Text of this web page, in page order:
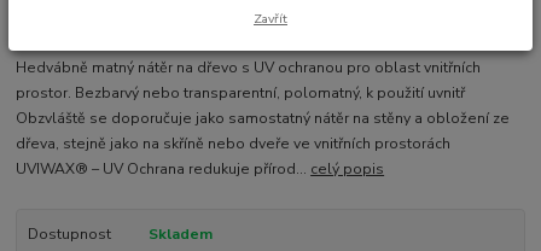
Ohodnotit produkt
Hedvábně matný nátěr na dřevo s UV ochranou pro oblast vnitřních
prostor. Bezbarvý nebo transparentní, polomatný, k použití uvnitř
Obzvláště se doporučuje jako samostatný nátěr na stěny a obložení ze
dřeva, stejně jako na skříně nebo dveře ve vnitřních prostorách
UVIWAX® – UV Ochrana redukuje přírod... celý popis
Dostupnost Skladem
Zavřít